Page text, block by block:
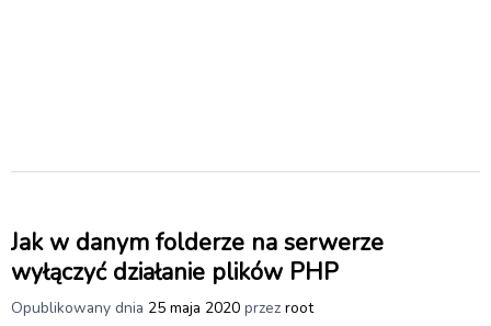
Jak w danym folderze na serwerze
wyłączyć działanie plików PHP
Opublikowany dnia 25 maja 2020 przez root